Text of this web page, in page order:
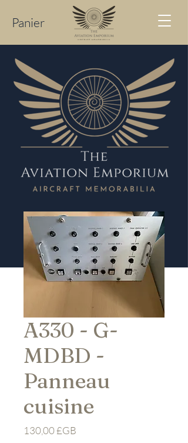
Panier
A330 - G-
MDBD -
Panneau
cuisine
130,00 £GB